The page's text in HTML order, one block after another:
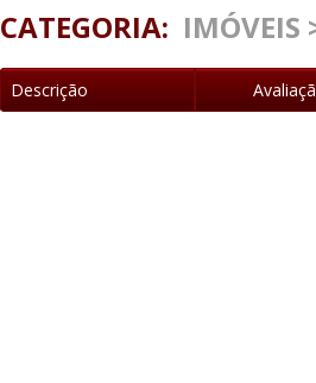
CATEGORIA: IMÓVEIS
Descrição